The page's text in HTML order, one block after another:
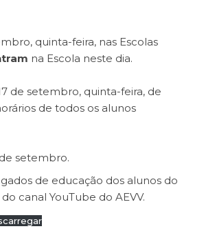
quinta-feira, nas Escolas
na Escola neste dia.
de setembro, quinta-feira, de
de todos os alunos
setembro.
de educação dos alunos do
do canal YouTube do AEVV.